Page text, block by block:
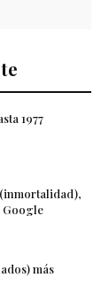
1977
Google
más